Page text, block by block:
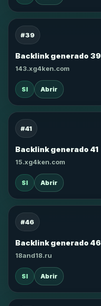
#39
Backlink generado 39
143.xg4ken.com
SI Abrir
#41
Backlink generado 41
15.xg4ken.com
SI Abrir
#46
Backlink generado 46
18and18.ru
SI Abrir